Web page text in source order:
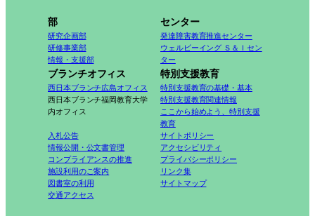
部
研究企画部
研修事業部
情報・支援部
センター
発達障害教育推進センター
ウェルビーイング Ｓ＆Ｉセン
ター
ブランチオフィス
西日本ブランチ広島オフィス
西日本ブランチ福岡教育大学
内オフィス
特別支援教育
特別支援教育の基礎・基本
特別支援教育関連情報
ここから始めよう、特別支援
教育
入札公告
情報公開・公文書管理
コンプライアンスの推進
施設利用のご案内
図書室の利用
交通アクセス
サイトポリシー
アクセシビリティ
プライバシーポリシー
リンク集
サイトマップ